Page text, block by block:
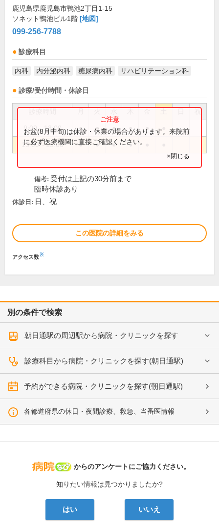
鹿児島県鹿児島市鴨池2丁目1-15
ソネット鴨池ビル1階 [地図]
099-256-7788
診療科目
内科 内分泌内科 糖尿病内科 リハビリテーション科
診療/受付時間・休診日
祝
9:00～13:00 ● ● ● ● ●
15:00～19:00 ● ● ● ●
お盆(8月中旬)は休診・休業の場合があります。来院前
に必ず医療機関に直接ご確認ください。
×閉じる
備考: 受付は上記の30分前まで
臨時休診あり
休診日: 日、祝
この医院の詳細をみる
アクセス数※
別の条件で検索
朝日通駅の周辺駅から病院・クリニックを探す
診療科目から病院・クリニックを探す(朝日通駅)
予約ができる病院・クリニックを探す(朝日通駅)
各都道府県の休日・夜間診療、救急、当番医情報
病院なび
からのアンケートにご協力ください。
知りたい情報は見つかりましたか?
はい いいえ